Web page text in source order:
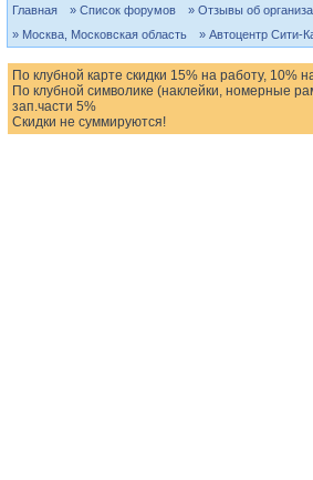
Главная » Список форумов
» Отзывы об
» Москва, Московская область
» Автоцентр Сити-
По клубной карте скидки 15% на работу, 10%
По клубной символике (наклейки, номерные
зап.части 5%
Скидки не суммируются!